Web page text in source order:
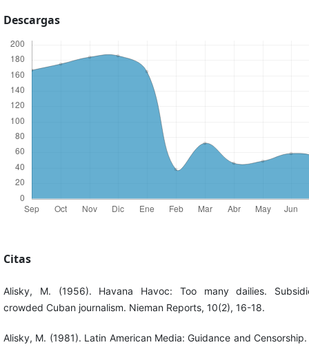
Descargas
Citas
Alisky, M. (1956). Havana Havoc: Too many dailies.
crowded Cuban journalism. Nieman Reports, 10(2), 16-18.
Alisky, M. (1981). Latin American Media: Guidance and